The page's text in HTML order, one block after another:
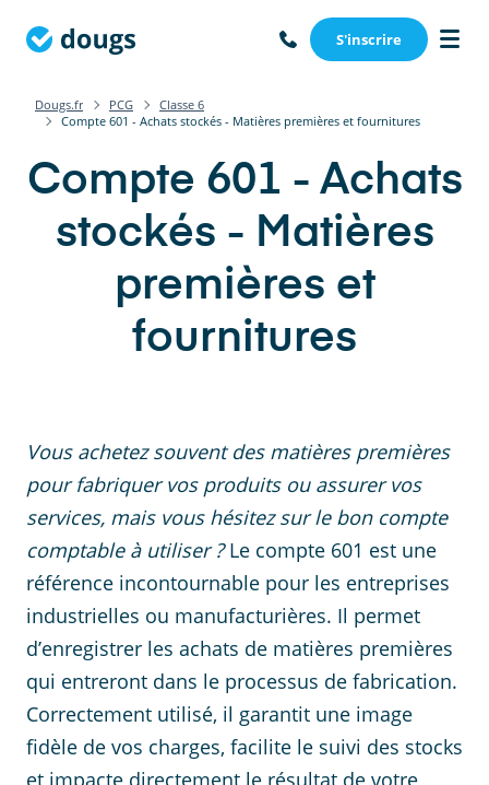
S'inscrire
Dougs.fr PCG
Classe 6
Compte 601 - Achats stockés - Matières premières et fournitures
Compte 601 - Achats
stockés - Matières
premières et
fournitures
Vous achetez souvent des matières premières
pour fabriquer vos produits ou assurer vos
services, mais vous hésitez sur le bon compte
comptable à utiliser ?Le compte 601 est une
référence incontournable pour les entreprises
industrielles ou manufacturières. Il permet
d’enregistrer les achats de matières premières
qui entreront dans le processus de fabrication.
Correctement utilisé, il garantit une image
fidèle de vos charges, facilite le suivi des stocks
et impacte directement le résultat de votre